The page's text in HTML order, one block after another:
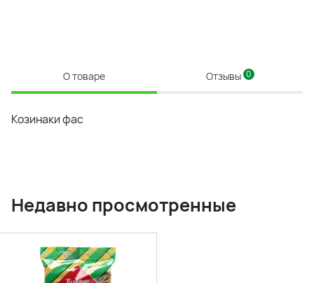
О товаре Отзывы 0
Козинаки фас
Недавно просмотренные